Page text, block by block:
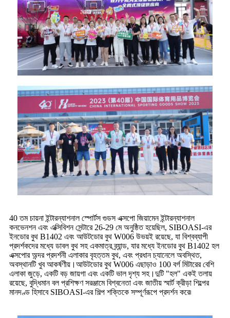
40 তম চায়না ইন্টারন্যাশনাল স্পোর্টস গুডস এক্সপো জিয়ামেন ইন্টারন্যাশনাল
কনভেনশন এবং এক্সিবিশন সেন্টারে 26-29 মে অনুষ্ঠিত হয়েছিল, SIBOASI-এর
ইনডোর বুথ B1402 এবং আউটডোর বুথ W006 উভয়ই রয়েছে, যা বিশ্বব্যাপী
প্রদর্শকদের মধ্যে ডাবল বুথ সহ একমাত্র ব্র্যান্ড, যার মধ্যে ইনডোর বুথ B1402 হল
এক্সপোর অন্দর প্রদর্শনী এলাকার বৃহত্তম বুথ, এবং প্রধান চ্যানেলে অবস্থিত,
অবস্থানটি খুব আকর্ষণীয়।আউটডোর বুথ W006 এছাড়াও 100 বর্গ মিটারের বেশি
এলাকা জুড়ে, একটি বড় জায়গা এবং একটি ভাল দৃশ্য সহ।দুটি "হল" একই তলায়
রয়েছে, বুদ্ধিমান বল প্রশিক্ষণ সরঞ্জামে বিশ্বনেতা এবং জাতীয় স্মার্ট ক্রীড়া শিল্পের
মানদণ্ড হিসাবে SIBOASI-এর শিল্প শক্তিকে সম্পূর্ণরূপে প্রদর্শন করে৷‍